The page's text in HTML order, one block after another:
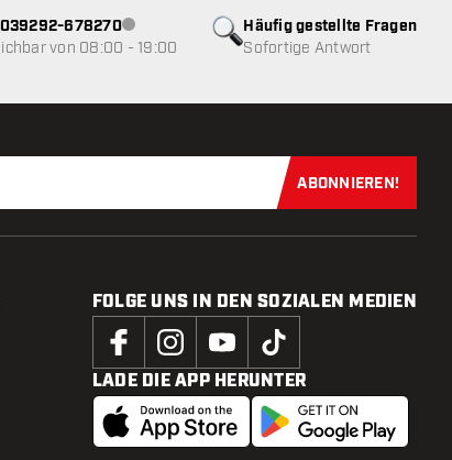
Häufig gestellte Fragen
Sofortige Antwort
678270Kundenservice nicht verfügbar
von 08:00 - 19:00
Jetzt für
ABONNIEREN!
FOLGE UNS IN DEN SOZIALEN MEDIEN
LADE DIE APP HERUNTER